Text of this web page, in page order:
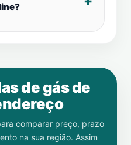
de gás de
comparar preço, prazo
na sua região. Assim